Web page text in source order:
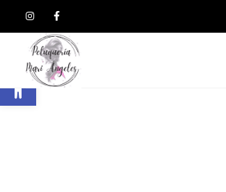
Abrir barra de herramientas